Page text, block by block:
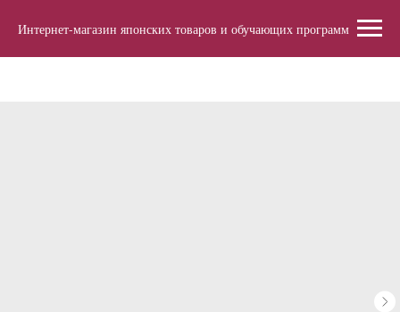
Интернет-магазин японских товаров и обучающих программ